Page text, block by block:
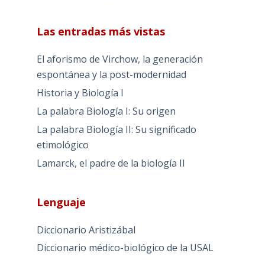
Las entradas más vistas
El aforismo de Virchow, la generación
espontánea y la post-modernidad
Historia y Biología I
La palabra Biología I: Su origen
La palabra Biología II: Su significado
etimológico
Lamarck, el padre de la biología II
Lenguaje
Diccionario Aristizábal
Diccionario médico-biológico de la USAL